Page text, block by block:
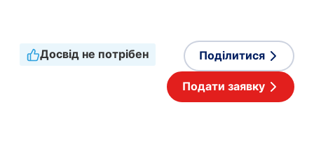
Досвід не потрібен
Поділитися
Подати заявку